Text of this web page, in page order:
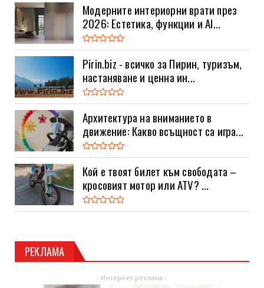
Модерните интериорни врати през
2026: Естетика, функции и AI...
Pirin.biz - всичко за Пирин, туризъм,
настаняване и ценна ин...
Архитектура на вниманието в
движение: Какво всъщност са игра...
Кой е твоят билет към свободата –
кросовият мотор или ATV? ...
РЕКЛАМА
- Интернет реклама -